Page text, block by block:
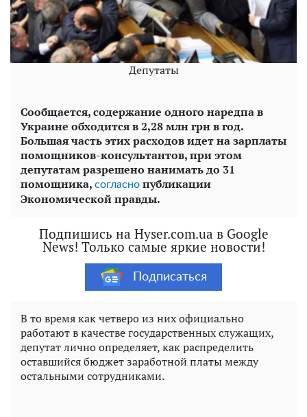
Депутаты
Сообщается, содержание одного наредпа в
Украине обходится в 2,28 млн грн в год.
Большая часть этих расходов идет на зарплаты
помощников-консультантов, при этом
депутатам разрешено нанимать до 31
помощника, согласно публикации
Экономической правды.
Подпишись на Hyser.com.ua в Google
News! Только самые яркие новости!
Подписаться
В то время как четверо из них официально
работают в качестве государственных служащих,
депутат лично определяет, как распределить
оставшийся бюджет заработной платы между
остальными сотрудниками.